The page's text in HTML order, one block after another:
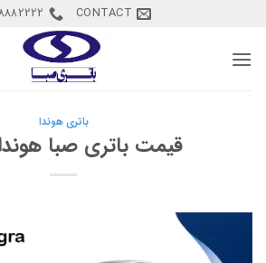
content
CONTACT
باتری هوندا
قیمت باتری صبا هوندا